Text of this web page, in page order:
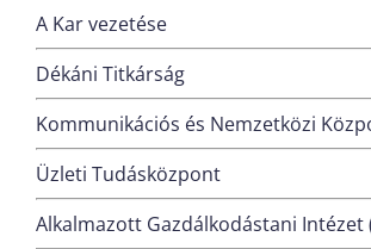
A Kar vezetése
Dékáni Titkárság
Kommunikációs és Nemzetközi
Üzleti Tudásközpont
Alkalmazott Gazdálkodástani Intézet